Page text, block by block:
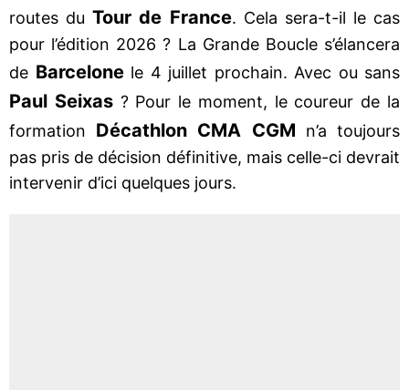
routes duTour de France. Cela sera-t-il le cas
pour l’édition 2026 ? La Grande Boucle s’élancera
de Barcelonele 4 juillet prochain. Avec ou sans
Paul Seixas? Pour le moment, le coureur de la
formation Décathlon CMA CGM
n’a toujours
pas pris de décision définitive, mais celle-ci devrait
intervenir d’ici quelques jours.